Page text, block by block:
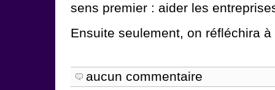
sens premier : aider les
Ensuite seulement, on réfléchira à
aucun commentaire